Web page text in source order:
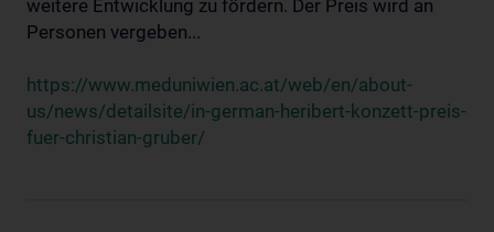
weitere Entwicklung zu fördern. Der Preis wird an
Personen vergeben...
https://www.meduniwien.ac.at/web/en/about-
us/news/detailsite/in-german-heribert-konzett-preis-
fuer-christian-gruber/